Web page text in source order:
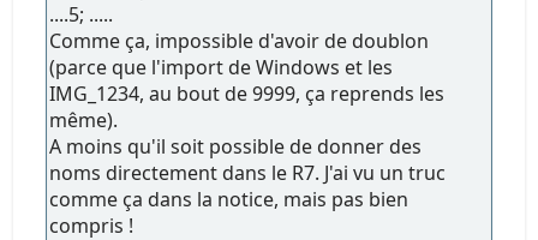
....5; .....
Comme ça, impossible d'avoir de doublon
(parce que l'import de Windows et les
IMG_1234, au bout de 9999, ça reprends les
même).
A moins qu'il soit possible de donner des
noms directement dans le R7. J'ai vu un truc
comme ça dans la notice, mais pas bien
compris !